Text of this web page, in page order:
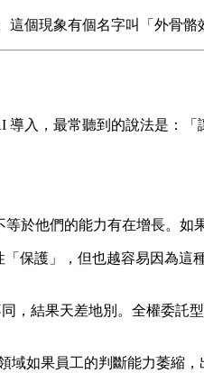
這個現象有個名字叫「外骨
入，最常聽到的說法是：
於他們的能力有在增長。如
保護」，但也越容易因為
，結果天差地別。全權委託
如果員工的判斷能力萎縮，